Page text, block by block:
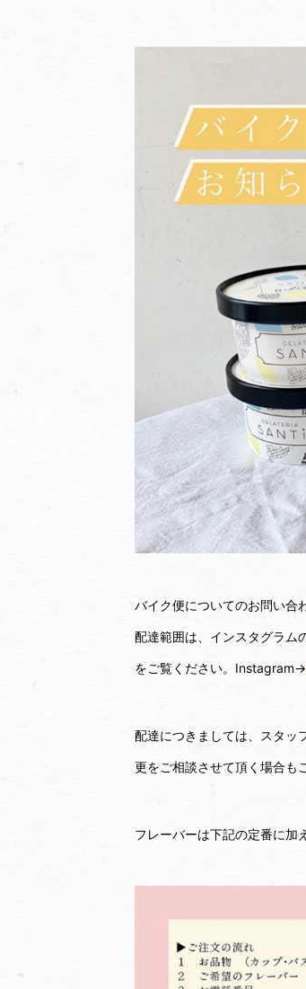
バイク便についてのお問い合
配達範囲は、インスタグラム
をご覧ください。Instagram→
配達につきましては、スタッ
更をご相談させて頂く場合も
フレーバーは下記の定番に加